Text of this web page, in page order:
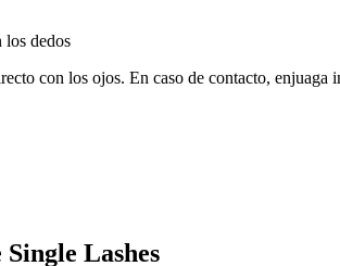
los dedos
con los ojos. En caso de contacto,
Lashes